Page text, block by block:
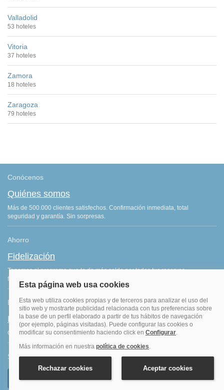
Valladolid
53 hoteles
Vitoria
37 hoteles
Zamora
18 hoteles
Zaragoza
79 hoteles
Conócenos
Quiénes somos
Más de 500.000 clientes satisfechos. Confirmación inmediata, total
seguridad y garantía. Sin sorpresas.
Ahorro
Fidelización
Tenemos el programa que te da más saldo por todas tus reservas
finalizadas. Consigue más por lo que ya haces: ¡viajar!
Blog de viajes
Blog hoteles y viajes
Consejos de viajes, ofertas de hoteles y últimas noticias del sector.
Síguenos